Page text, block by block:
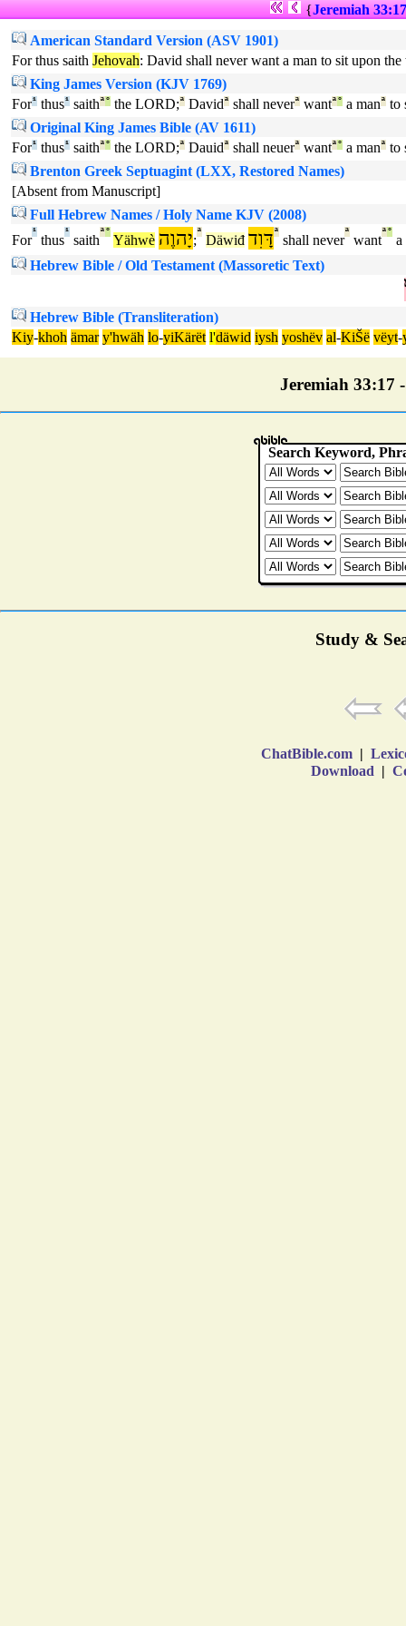
{Jeremiah 33:17
American Standard Version (ASV 1901)
For thus saith Jehovah: David shall never want a man to sit upon
King James Version (KJV 1769)
For¹ thus¹ saithª° the LORD;ª Davidª shall neverª wantª° a manª to
Original King James Bible (AV 1611)
For¹ thus¹ saithª° the LORD;ª Dauidª shall neuerª wantª° a manª to
Brenton Greek Septuagint (LXX, Restored Names)
[Absent from Manuscript]
Full Hebrew Names / Holy Name KJV (2008)
For
¹
thus
¹
saith
ª°
Yähwè יָהוֶה;
ª
Däwiđ דָּוִדª
shall never
ª
want
ª°
a
Hebrew Bible / Old Testament (Massoretic Text)
Hebrew Bible (Transliteration)
Kiy-khoh ämar y'hwäh lo-yiKärët l'däwid iysh yoshëv al-KiŠë vëyt-
Jeremiah 33:17
Study &
ChatBible.com |
Download |